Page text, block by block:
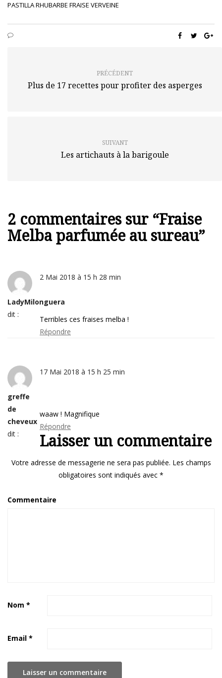
PASTILLA RHUBARBE FRAISE VERVEINE
PRÉCÉDENT
Plus de 17 recettes pour profiter des asperges
SUIVANT
Les artichauts à la barigoule
2 commentaires sur “Fraise
Melba parfumée au sureau”
LadyMilonguera
dit :
2 Mai 2018 à 15 h 28 min
Terribles ces fraises melba !
Répondre
greffe
de
cheveux
dit :
17 Mai 2018 à 15 h 25 min
waaw ! Magnifique
Répondre
Laisser un commentaire
Votre adresse de messagerie ne sera pas publiée. Les champs
obligatoires sont indiqués avec *
Commentaire
Nom *
Email *